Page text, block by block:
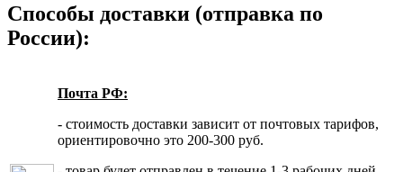
Способы доставки (отправка по
России):
Почта РФ:
- стоимость доставки зависит от почтовых тарифов,
ориентировочно это 200-300 руб.